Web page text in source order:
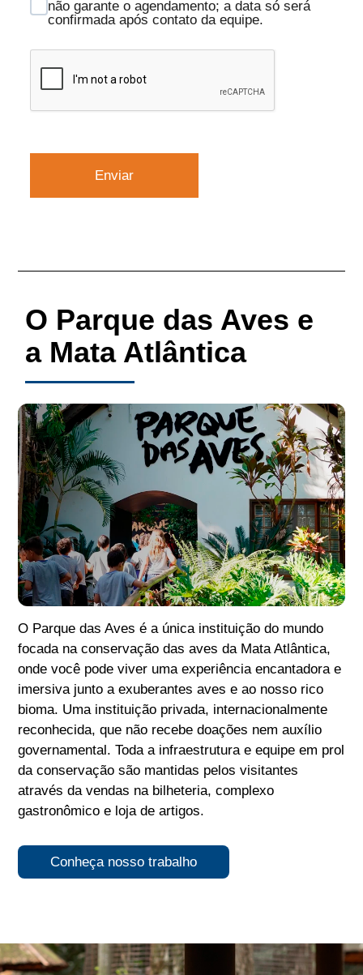
não garante o agendamento; a data só será
confirmada após contato da equipe.
Enviar
O Parque das Aves e
a Mata Atlântica
O Parque das Aves é a única instituição do mundo
focada na conservação das aves da Mata Atlântica,
onde você pode viver uma experiência encantadora e
imersiva junto a exuberantes aves e ao nosso rico
bioma. Uma instituição privada, internacionalmente
reconhecida, que não recebe doações nem auxílio
governamental. Toda a infraestrutura e equipe em prol
da conservação são mantidas pelos visitantes
através da vendas na bilheteria, complexo
gastronômico e loja de artigos.
Conheça nosso trabalho